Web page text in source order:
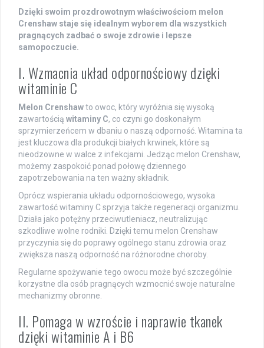
Dzięki swoim prozdrowotnym właściwościom melon
Crenshaw staje się idealnym wyborem dla wszystkich
pragnących zadbać o swoje zdrowie i lepsze
samopoczucie.
I. Wzmacnia układ odpornościowy dzięki
witaminie C
Melon Crenshawto owoc, który wyróżnia się wysoką
zawartością witaminy C, co czyni go doskonałym
sprzymierzeńcem w dbaniu o naszą odporność. Witamina ta
jest kluczowa dla produkcji białych krwinek, które są
nieodzowne w walce z infekcjami. Jedząc melon Crenshaw,
możemy zaspokoić ponad połowę dziennego
zapotrzebowania na ten ważny składnik.
Oprócz wspierania układu odpornościowego, wysoka
zawartość witaminy C sprzyja także regeneracji organizmu.
Działa jako potężny przeciwutleniacz, neutralizując
szkodliwe wolne rodniki. Dzięki temu melon Crenshaw
przyczynia się do poprawy ogólnego stanu zdrowia oraz
zwiększa naszą odporność na różnorodne choroby.
Regularne spożywanie tego owocu może być szczególnie
korzystne dla osób pragnących wzmocnić swoje naturalne
mechanizmy obronne.
II. Pomaga w wzroście i naprawie tkanek
dzięki witaminie A i B6